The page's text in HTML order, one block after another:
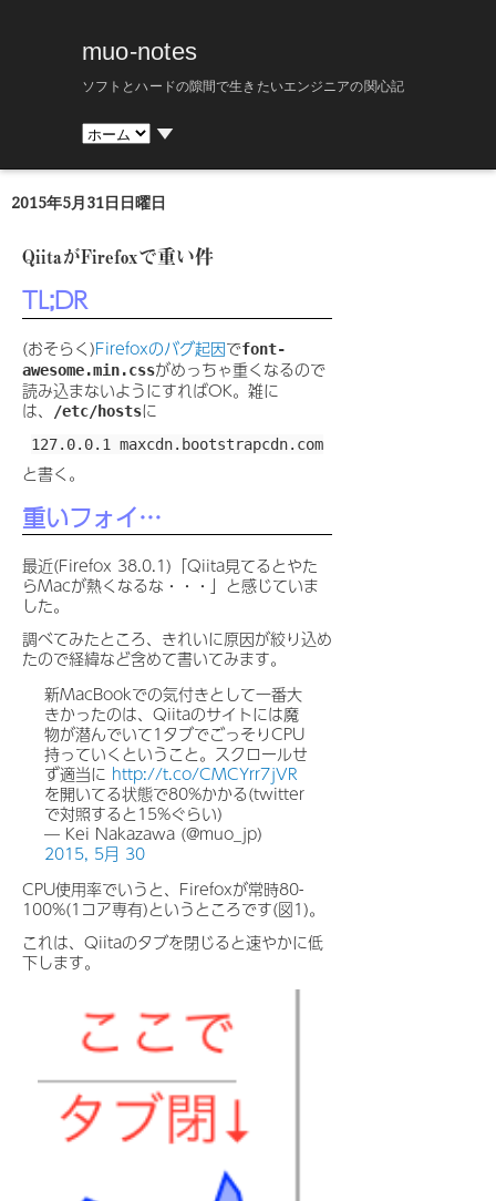
muo-notes
ソフトとハードの隙間で生きたいエンジニアの関心記
▼
2015年5月31日日曜日
QiitaがFirefoxで重い件
TL;DR
(おそらく)Firefoxのバグ起因でfont-
awesome.min.cssがめっちゃ重くなるので
読み込まないようにすればOK。雑に
は、
/etc/hostsに
と書く。
重いフォイ…
最近(Firefox 38.0.1)「Qiita見てるとやた
らMacが熱くなるな・・・」と感じていま
した。
調べてみたところ、きれいに原因が絞り込め
たので経緯など含めて書いてみます。
新MacBookでの気付きとして一番大
きかったのは、Qiitaのサイトには魔
物が潜んでいて1タブでごっそりCPU
持っていくということ。スクロールせ
ず適当に http://t.co/CMCYrr7jVR
を開いてる状態で80%かかる(twitter
で対照すると15%ぐらい)
— Kei Nakazawa (@muo_jp)
2015, 5月 30
CPU使用率でいうと、Firefoxが常時80-
100%(1コア専有)というところです(図1)。
これは、Qiitaのタブを閉じると速やかに低
下します。